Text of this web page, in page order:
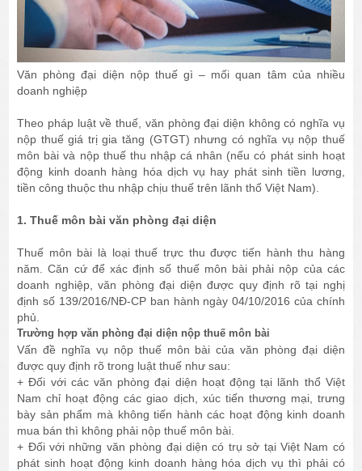
Văn phòng đại diện nộp thuế gì – mối quan tâm của nhiều
doanh nghiệp
Theo pháp luật về thuế, văn phòng đại diện không có nghĩa vụ
nộp thuế giá trị gia tăng (GTGT) nhưng có nghĩa vụ nộp thuế
môn bài và nộp thuế thu nhập cá nhân (nếu có phát sinh hoạt
động kinh doanh hàng hóa dịch vụ hay phát sinh tiền lương,
tiền công thuộc thu nhập chịu thuế trên lãnh thổ Việt Nam).
1. Thuế môn bài văn phòng đại diện
Thuế môn bài là loại thuế trực thu được tiến hành thu hàng
năm. Căn cứ để xác định số thuế môn bài phải nộp của các
doanh nghiệp, văn phòng đại diện được quy định rõ tại nghị
định số 139/2016/NĐ-CP ban hành ngày 04/10/2016 của chính
phủ.
Trường hợp văn phòng đại diện nộp thuế môn bài
Vấn đề nghĩa vụ nộp thuế môn bài của văn phòng đại diện
được quy định rõ trong luật thuế như sau:
+ Đối với các văn phòng đại diện hoạt động tại lãnh thổ Việt
Nam chỉ hoạt động các giao dịch, xúc tiến thương mại, trưng
bày sản phẩm mà không tiến hành các hoạt động kinh doanh
mua bán thì không phải nộp thuế môn bài.
+ Đối với những văn phòng đại diện có trụ sở tại Việt Nam có
phát sinh hoạt động kinh doanh hàng hóa dịch vụ thì phải có